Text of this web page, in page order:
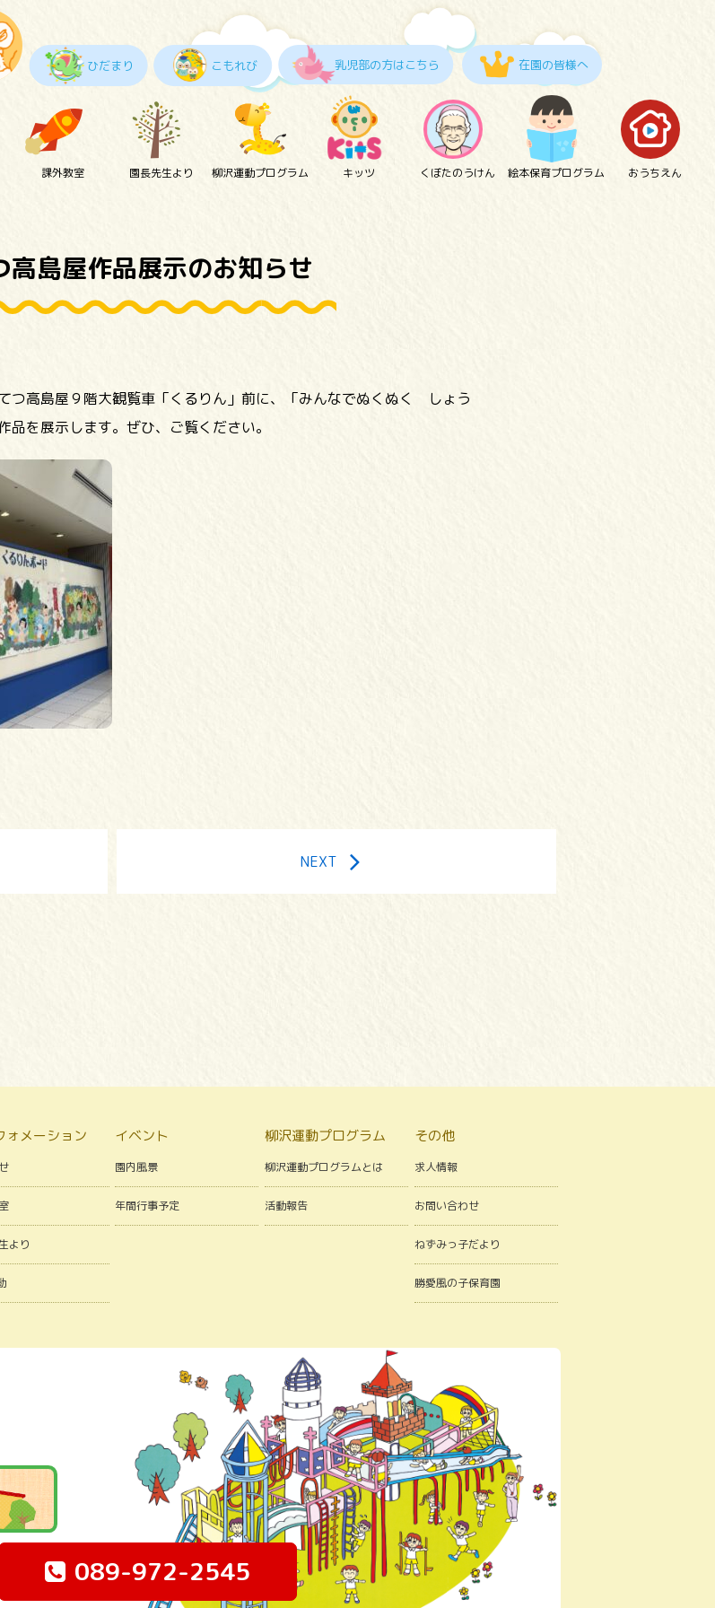
ひだまり こもれび 乳児部の方はこちら 在園の皆様へ
課外教室 園長先生より 柳沢運動プログラム キッツ くぼたのうけん 絵本保育プログラム おうちえん
高島屋作品展示のお知らせ
つ高島屋９階大観覧車「くるりん」前に、「みんなでぬくぬく しょう
を展示します。ぜひ、ご覧ください。
NEXT
ォメーション
より
イベント
園内風景
年間行事予定
柳沢運動プログラム
柳沢運動プログラムとは
活動報告
その他
求人情報
お問い合わせ
ねずみっ子だより
勝愛風の子保育園
089-972-2545